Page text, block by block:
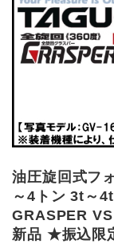
油圧旋回式フ
～4トン 3t～
GRASPER
新品 ★振込限